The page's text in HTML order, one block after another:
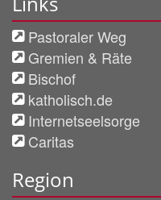
Pastoraler Weg
Gremien & Räte
Bischof
katholisch.de
Internetseelsorge
Caritas
Region